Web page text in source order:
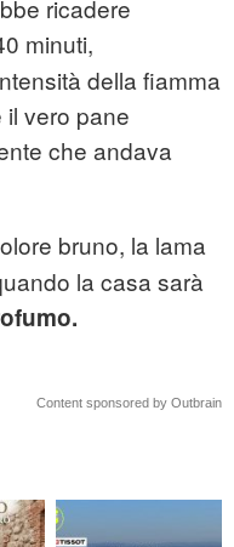
ricadere
minuti,
della fiamma
vero pane
che andava
bruno, la lama
la casa sarà
Content sponsored by Outbrain